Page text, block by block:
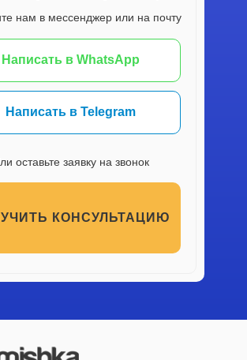
КОНСУЛЬТАЦИЮ
нам в мессенджер или на почту
Написать в Telegram
оставьте заявку на звонок
Написать в WhatsApp